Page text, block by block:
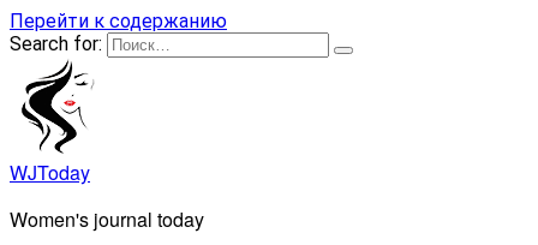
Перейти к содержанию
Search for:
WJToday
Women's journal today